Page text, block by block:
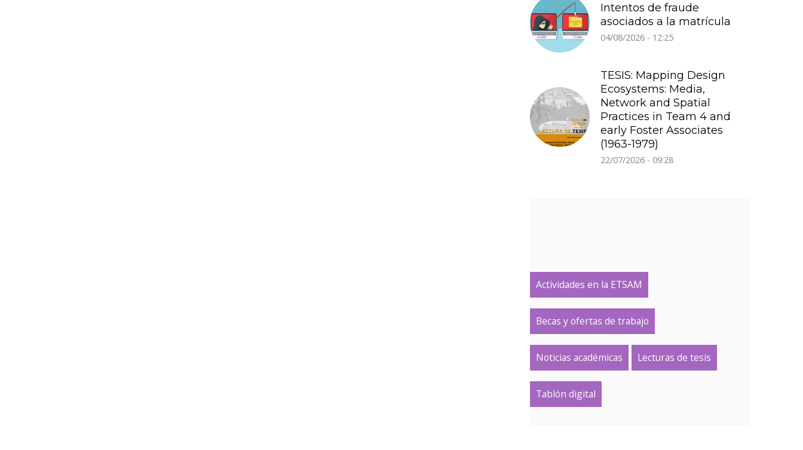
Intentos de fraude
asociados a la matrícula
04/08/2026 - 12:25
TESIS: Mapping Design
Ecosystems: Media,
Network and Spatial
Practices in Team 4 and
early Foster Associates
(1963-1979)
22/07/2026 - 09:28
Actividades en la ETSAM
Becas y ofertas de trabajo
Noticias académicas Lecturas de tesis
Tablón digital